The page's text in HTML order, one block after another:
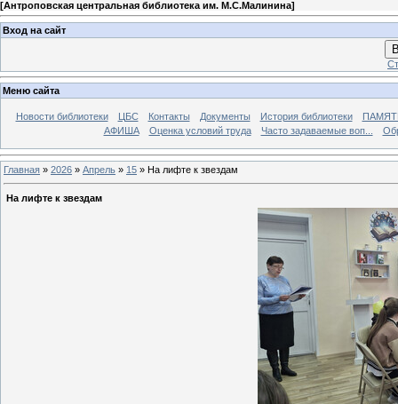
[Антроповская центральная библиотека им. М.С.Малинина]
Вход на сайт
Меню сайта
Новости библиотеки ЦБС Контакты Документы История библиотеки
АФИША
Оценка условий труда Часто задаваемые воп...
Главная » 2026 » Апрель » 15 » На лифте к звездам
На лифте к звездам